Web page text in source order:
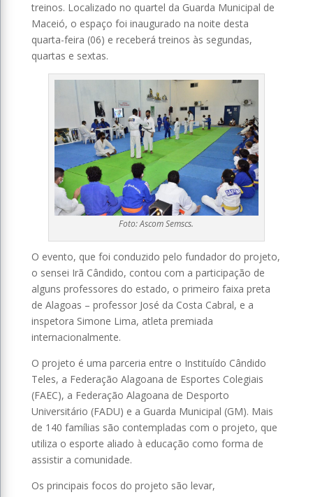
treinos. Localizado no quartel da Guarda Municipal de
Maceió, o espaço foi inaugurado na noite desta
quarta-feira (06) e receberá treinos às segundas,
quartas e sextas.
Foto: Ascom Semscs.
O evento, que foi conduzido pelo fundador do projeto,
o sensei Irã Cândido, contou com a participação de
alguns professores do estado, o primeiro faixa preta
de Alagoas – professor José da Costa Cabral, e a
inspetora Simone Lima, atleta premiada
internacionalmente.
O projeto é uma parceria entre o Instituído Cândido
Teles, a Federação Alagoana de Esportes Colegiais
(FAEC), a Federação Alagoana de Desporto
Universitário (FADU) e a Guarda Municipal (GM). Mais
de 140 famílias são contempladas com o projeto, que
utiliza o esporte aliado à educação como forma de
assistir a comunidade.
Os principais focos do projeto são levar,